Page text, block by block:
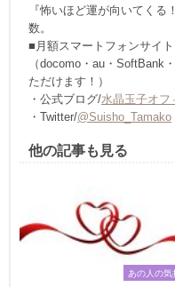
『怖いほど運が向いてく
数。
■月額スマートフォンサイ
（docomo・au・SoftBank
ただけます！）
・公式ブログ/水晶玉子オフ
・Twitter/@Suisho_Tamako
他の記事も見る
あの人の気